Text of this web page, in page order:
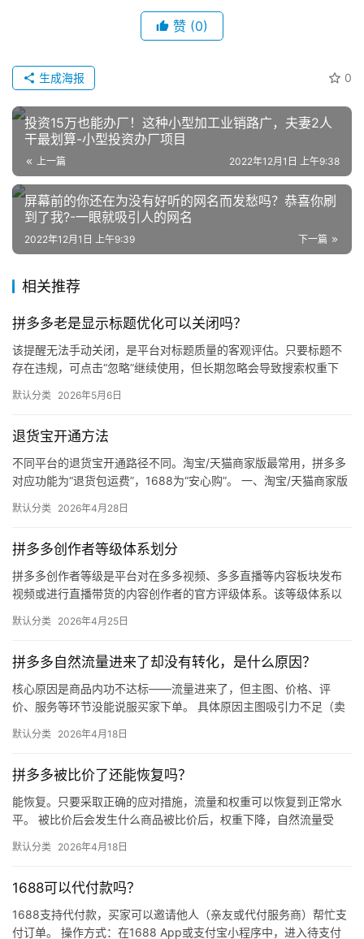
自
媒
体
社
区
赞 (0)
0
生成海报
投资15万也能办厂！这种小型加工业销路广，夫妻2人
干最划算-小型投资办厂项目
上一篇 2022年12月1日 上午9:38
屏幕前的你还在为没有好听的网名而发愁吗？恭喜你刷
到了我?-一眼就吸引人的网名
下一篇
2022年12月1日 上午9:39
相关推荐
拼多多老是显示标题优化可以关闭吗？
该提醒无法手动关闭，是平台对标题质量的客观评估。只要标题不
存在违规，可点击“忽略”继续使用，但长期忽略会导致搜索权重下
默认分类 2026年5月6日
退货宝开通方法
不同平台的退货宝开通路径不同。淘宝/天猫商家版最常用，拼多多
对应功能为“退货包运费”，1688为“安心购”。 一、淘宝/天猫商家版
默认分类 2026年4月28日
拼多多创作者等级体系划分
拼多多创作者等级是平台对在多多视频、多多直播等内容板块发布
视频或进行直播带货的内容创作者的官方评级体系。该等级体系以
同等级…
默认分类 2026年4月25日
拼多多自然流量进来了却没有转化，是什么原因？
核心原因是商品内功不达标——流量进来了，但主图、价格、评
价、服务等环节没能说服买家下单。 具体原因主图吸引力不足（卖
评少、…
默认分类 2026年4月18日
拼多多被比价了还能恢复吗？
能恢复。只要采取正确的应对措施，流量和权重可以恢复到正常水
平。 被比价后会发生什么商品被比价后，权重下降，自然流量受
网价格…
默认分类 2026年4月18日
1688可以代付款吗？
1688支持代付款，买家可以邀请他人（亲友或代付服务商）帮忙支
付订单。 操作方式：在1688 App或支付宝小程序中，进入待支付